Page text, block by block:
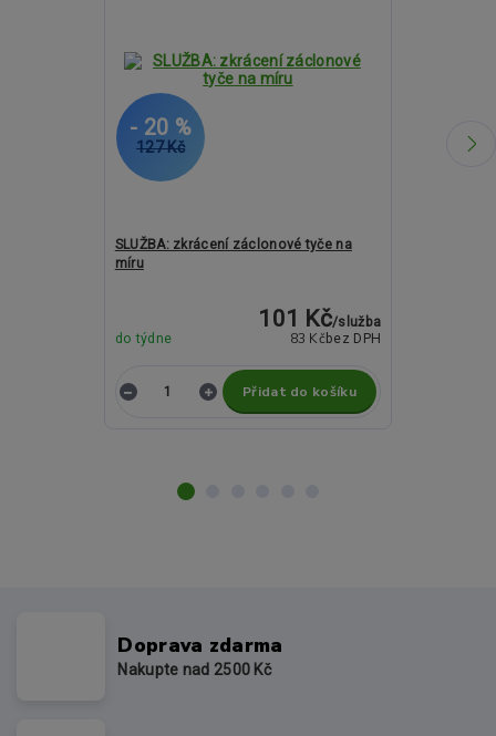
127 Kč
- 20 %
SLUŽBA: zkrácení záclonové tyče na
míru
101 Kč/služba
83 Kč bez DPH
do týdne
Přidat do košíku
1 808 Kč
Doprava zdarma
Nakupte nad 2500 Kč